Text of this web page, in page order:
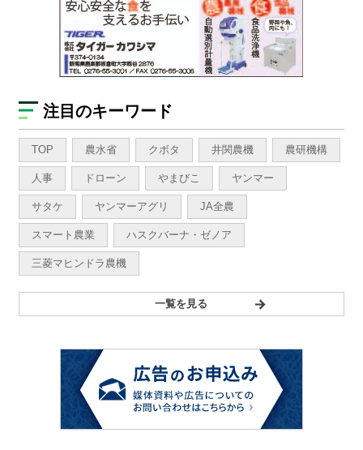
注目のキーワード
TOP 農水省 クボタ 井関農機 農研機構
人事 ドローン やまびこ ヤンマー
サタケ ヤンマーアグリ JA全農
スマート農業 ハスクバーナ・ゼノア
三菱マヒンドラ農機
一覧を見る